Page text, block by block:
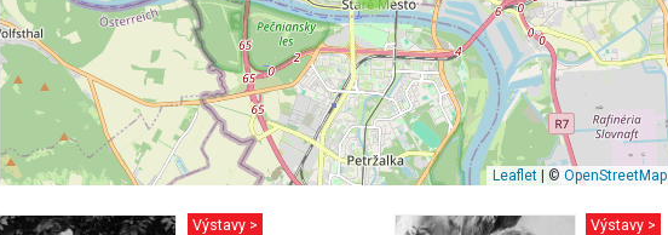
Leaflet | ©OpenStreetMap
Výstavy > Výstavy >